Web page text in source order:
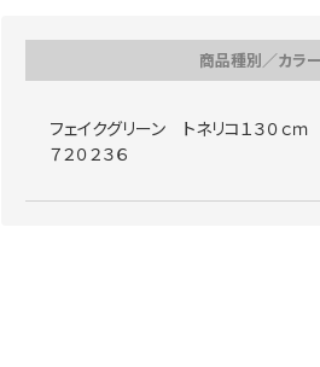
商品種別／カラー
フェイクグリーン トネリコ１３０
７２０２３６